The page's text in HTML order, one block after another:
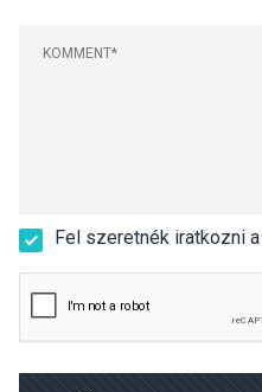
Fel szeretnék iratkozni